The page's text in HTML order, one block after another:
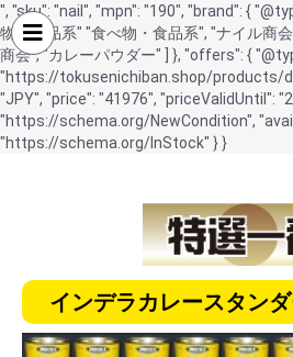
", "sku": "nail", "mpn": "190", "brand": {
物・食品系" "食べ物・食品系", "ナイル商
商会", "カレーパウダー" ] }, "offers": {
"https://tokusenichiban.shop/products/
"JPY", "price": "41976", "priceValidUntil":
"https://schema.org/NewCondition",
"https://schema.org/InStock" } }
インデラカレースタン